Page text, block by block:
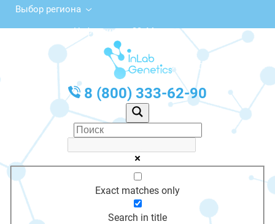
Выбор региона
ул. Нефтяников, 33, Мегион
с 10:00 до 20:00
График работы: Пн-Пт с 10:00 до 20:00
8 (800) 333-62-90
Exact matches only
Search in title